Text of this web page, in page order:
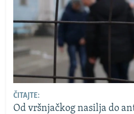
ČITAJTE:
Od vršnjačkog nasilja do